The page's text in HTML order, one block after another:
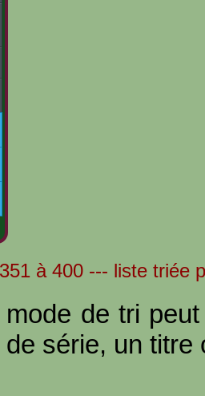
à 400 --- liste triée
mode de tri
série, un titre